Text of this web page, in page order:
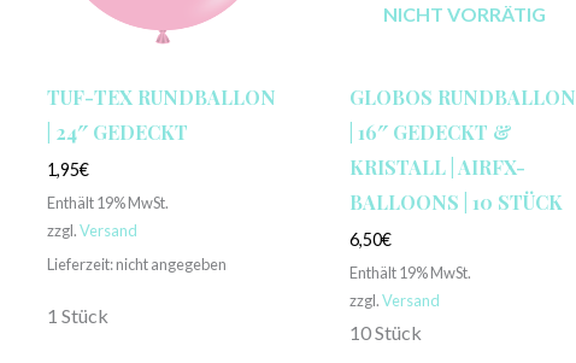
TUF-TEX RUNDBALLON
| 24″ GEDECKT
1,95€
Enthält 19% MwSt.
zzgl.Versand
Lieferzeit: nicht angegeben
1 Stück
NICHT VORRÄTIG
GLOBOS RUNDBALLON
| 16″ GEDECKT &
KRISTALL | AIRFX-
BALLOONS | 10 STÜCK
6,50€
Enthält 19% MwSt.
zzgl.Versand
10 Stück